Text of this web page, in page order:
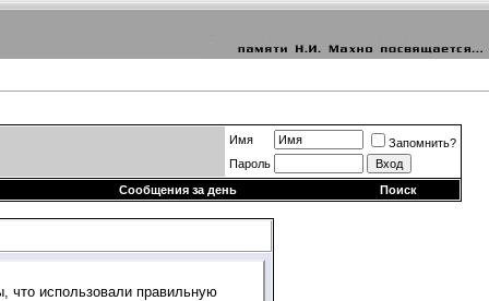
Имя
Запомнить?
Пароль
Сообщения за день Поиск
что использовали правильную